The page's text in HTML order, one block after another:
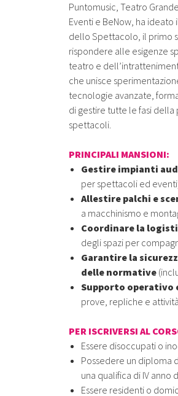
Puntomusic, Teatro
Eventi e BeNow, ha ideato
dello Spettacolo, il primo
rispondere alle esigenze
teatro e
che unisce
tecnologie avanzate,
di gestire tutte le fasi
spettacoli.
PRINCIPALI MANSIONI:
Gestire impianti
per spettacoli ed
Allestire palchi e
a macchinismo e
Coordinare la
degli spazi per
Garantire la
delle normative
Supporto operativo
prove, repliche e
PER ISCRIVERSI AL
Essere disoccupati o
Possedere un diploma
una qualifica di IV anno
Essere residenti o